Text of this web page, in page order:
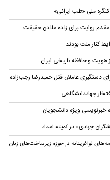
ملی «طب ایرانی»
روایت برای زنده ماندن حقیقت
کنار ملت بودند
هویت و حافظه تاریخی ایران
دستگیری عاملان قتل حمیدرضا رجب‌زاده
جهاددانشگاهی
خبرنویسی ویژه دانشجویان
جهادی» در کمیته امداد
نوآفرینانه در حوزه زیرساخت‏‌های زنان